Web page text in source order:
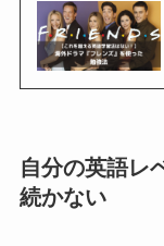
自分の英語レ
続かない